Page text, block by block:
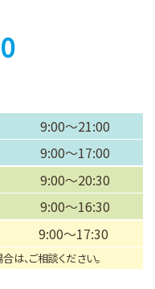
9:00～21:00
9:00～17:00
9:00～20:30
9:00～16:30
9:00～17:30
は、ご相談ください。